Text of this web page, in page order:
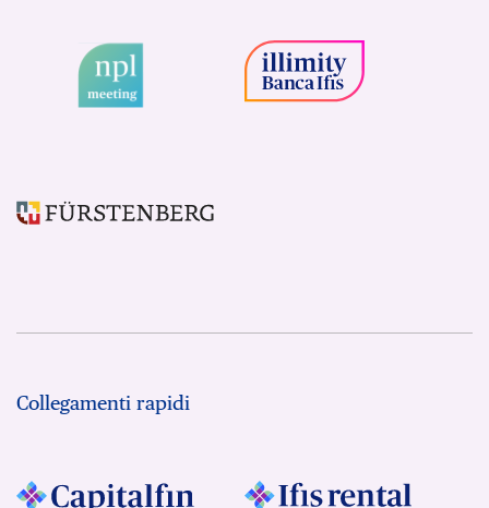
Collegamenti rapidi